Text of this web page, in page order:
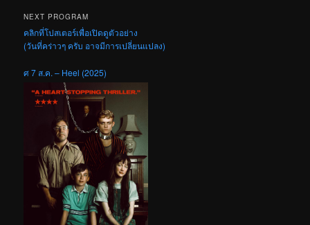
NEXT PROGRAM
คลิกที่โปสเตอร์เพื่อเปิดดูตัวอย่าง
(วันที่คร่าวๆ ครับ อาจมีการเปลี่ยนแปลง)
ศ 7 ส.ค. – Heel (2025)